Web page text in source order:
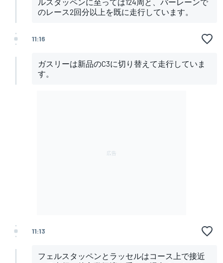
ルスタッペンに至っては124周と、バーレーンで
のレース2回分以上を既に走行しています。
11:16
ガスリーは新品のC3に切り替えて走行していま
す。
11:13
フェルスタッペンとラッセルはコース上で接近